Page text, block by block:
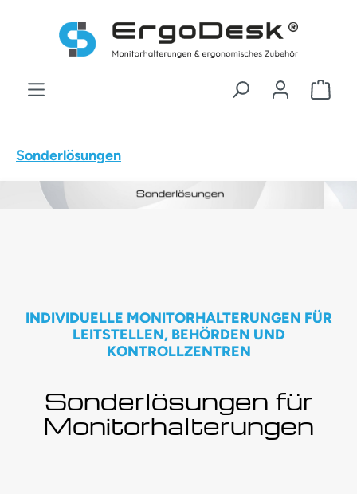
Zum Hauptinhalt springen
Sonderlösungen
INDIVIDUELLE MONITORHALTERUNGEN FÜR
LEITSTELLEN, BEHÖRDEN UND
KONTROLLZENTREN
Sonderlösungen für
Monitorhalterungen